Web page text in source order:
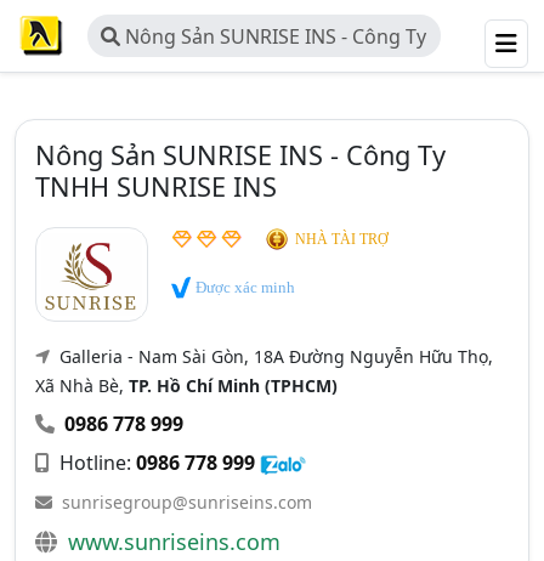
Nông Sản SUNRISE INS - Công Ty
TNHH SUNRISE INS
Nông Sản SUNRISE INS - Công Ty
TNHH SUNRISE INS
NHÀ TÀI TRỢ
Được xác minh
Galleria - Nam Sài Gòn, 18A Đường Nguyễn Hữu Thọ,
Xã Nhà Bè, TP. Hồ Chí Minh (TPHCM)
0986 778 999
Hotline: 0986 778 999
sunrisegroup@sunriseins.com
www.sunriseins.com